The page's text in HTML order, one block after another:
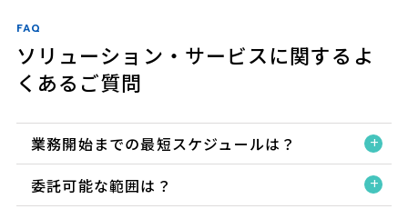
FAQ
ソリューション・サービスに関するよ
くあるご質問
業務開始までの最短スケジュールは？
委託可能な範囲は？